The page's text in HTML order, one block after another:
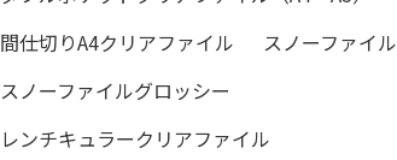
間仕切りA4クリアファイル
スノーファイル
スノーファイルグロッシー
レンチキュラークリアファイル